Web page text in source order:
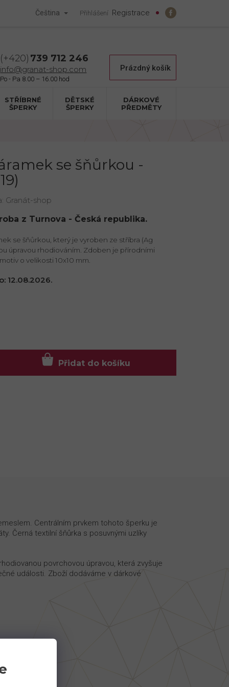
Čeština Přihlášení Registrace
739 712 246
info@granat-shop.com Nákupní
Prázdný košík
STŘÍBRNÉ
ŠPERKY
DĚTSKÉ
ŠPERKY
DÁRKOVÉ
PŘEDMĚTY
se šňůrkou -
Granát-shop
12.08.2026.
Přidat do košíku
z Turnova - Česká republika.
se šňůrkou, který je vyroben ze stříbra (Ag
úpravou rhodiováním. Zdoben je přírodními
o velikosti 10x10 mm.
Centrálním prvkem tohoto šperku je
Černá textilní šňůrka s posuvnými uzlíky
povrchovou úpravou, která zvyšuje
události. Zboží dodáváme v dárkové